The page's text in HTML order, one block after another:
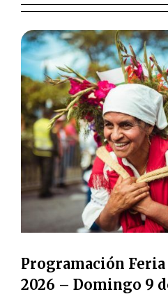
Programación
2026 – Domingo 9